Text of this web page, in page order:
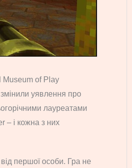
Museum of Play
уявлення про
лауреатами
– і кожна з них
першої особи. Гра не